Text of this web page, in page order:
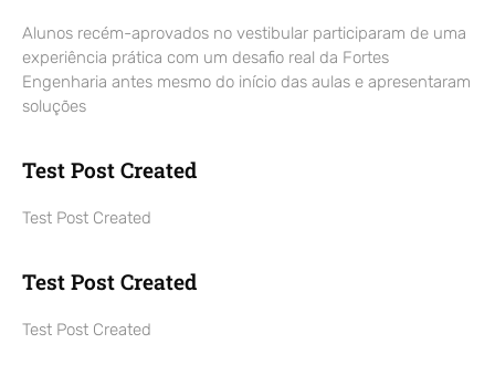
Alunos recém-aprovados no vestibular participaram de uma
experiência prática com um desafio real da Fortes
Engenharia antes mesmo do início das aulas e apresentaram
soluções
Test Post Created
Test Post Created
Test Post Created
Test Post Created